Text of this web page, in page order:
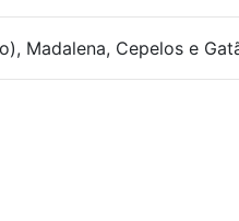
Madalena, Cepelos e